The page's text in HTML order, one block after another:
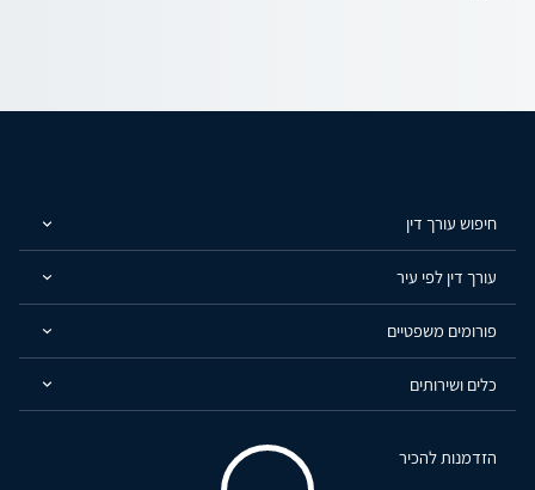
חיפוש עורך דין
עורך דין לפי עיר
פורומים משפטיים
כלים ושירותים
הזדמנות להכיר